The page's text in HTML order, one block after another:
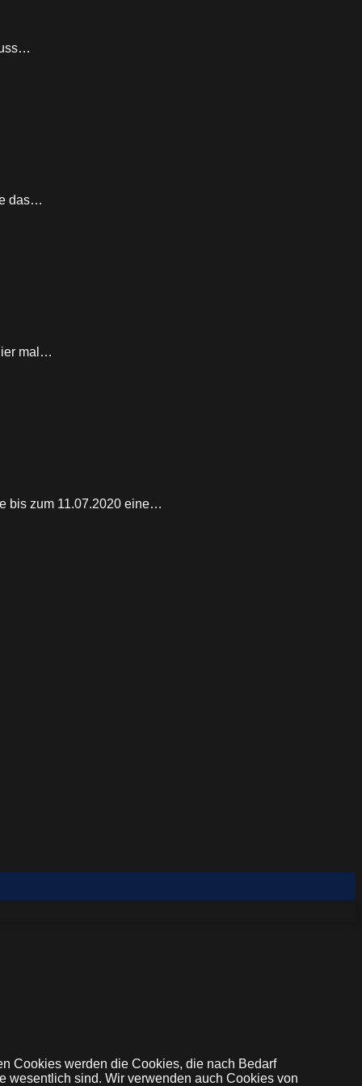
das…
mal…
bis zum 11.07.2020 eine…
Cookies werden die Cookies, die nach Bedarf
wesentlich sind. Wir verwenden auch Cookies von